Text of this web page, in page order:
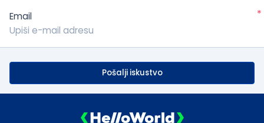
Email *
Pošalji iskustvo